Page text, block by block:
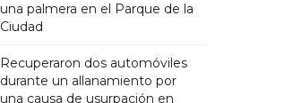
una palmera en el Parque de la
Ciudad
Recuperaron dos automóviles
durante un allanamiento por
una causa de usurpación en